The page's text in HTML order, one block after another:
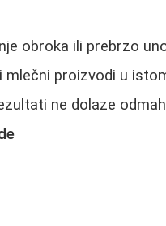
obroka ili prebrzo
mlečni proizvodi u
ne dolaze odmah